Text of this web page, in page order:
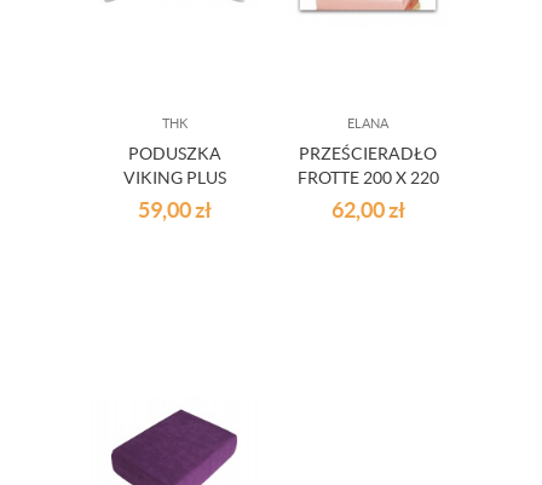
THK
PODUSZKA
VIKING PLUS
ECRU WYM.
70X80 CM
59,00zł
ELANA
PRZEŚCIERADŁO
FROTTE 200 X 220
62,00zł